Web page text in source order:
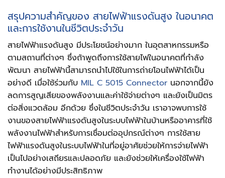
สรุปความสำคัญของ สายไฟฟ้าแรงดันสูง ในอนาคต
และการใช้งานในชีวิตประจำวัน
สายไฟฟ้าแรงดันสูง มีประโยชน์อย่างมาก ในอุตสาหกรรมหรือ
ตามสถานที่ต่างๆ ซึ่งถ้าพูดถึงการใช้สายไฟในอนาคตที่กำลัง
พัฒนา สายไฟฟ้านี้สามารถนำไปใช้ในการถ่ายโอนไฟฟ้าได้เป็น
อย่างดี เมื่อใช้ร่วมกับ MIL C 5015 Connector นอกจากนี้ยัง
ลดการสูญเสียของพลังงานและค่าใช้จ่ายต่างๆ และยังเป็นมิตร
ต่อสิ่งแวดล้อม อีกด้วย ซึ่งในชีวิตประจำวัน เราอาจพบการใช้
งานของสายไฟฟ้าแรงดันสูงในระบบไฟฟ้าในบ้านหรืออาคารที่ใช้
พลังงานไฟฟ้าสำหรับการเชื่อมต่ออุปกรณ์ต่างๆ การใช้สาย
ไฟฟ้าแรงดันสูงในระบบไฟฟ้าในที่อยู่อาศัยช่วยให้การจ่ายไฟฟ้า
เป็นไปอย่างเสถียรและปลอดภัย และยังช่วยให้เครื่องใช้ไฟฟ้า
ทำงานได้อย่างมีประสิทธิภาพ